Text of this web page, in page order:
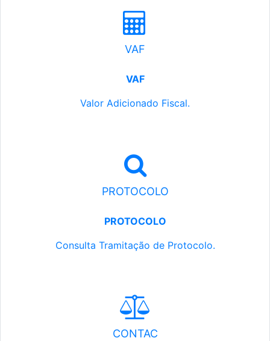
VAF
VAF
Valor Adicionado Fiscal.
PROTOCOLO
PROTOCOLO
Consulta Tramitação de Protocolo.
CONTAC